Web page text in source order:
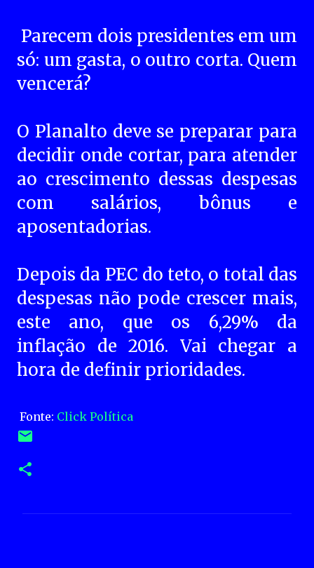
Parecem dois presidentes em um
só: um gasta, o outro corta. Quem
vencerá?
O Planalto deve se preparar para
decidir onde cortar, para atender
ao crescimento dessas despesas
com salários, bônus e
aposentadorias.
Depois da PEC do teto, o total das
despesas não pode crescer mais,
este ano, que os 6,29% da
inflação de 2016. Vai chegar a
hora de definir prioridades.
Fonte: Click Política